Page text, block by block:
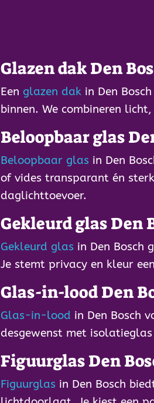
Glazen dak Den
Een glazen dak in Den
binnen. We combineren
Beloopbaar glas
Beloopbaar glas in Den
of vides transparant én
daglichttoevoer.
Gekleurd glas Den
Gekleurd glas in Den Bosch
Je stemt privacy en kleur
Glas-in-lood Den
Glas-in-lood in Den Bosch
desgewenst met
Figuurglas Den
Figuurglas in Den Bosch